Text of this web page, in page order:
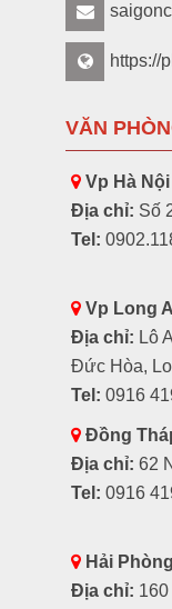
https://
VĂN
Vp Hà Nội
Địa chỉ: Số
Tel:
Vp Long
Địa chỉ: Lô
Đức Hòa,
Tel: 0916
Đồng
Địa chỉ: 62
Tel: 0916
Hải Phòng
Địa chỉ: